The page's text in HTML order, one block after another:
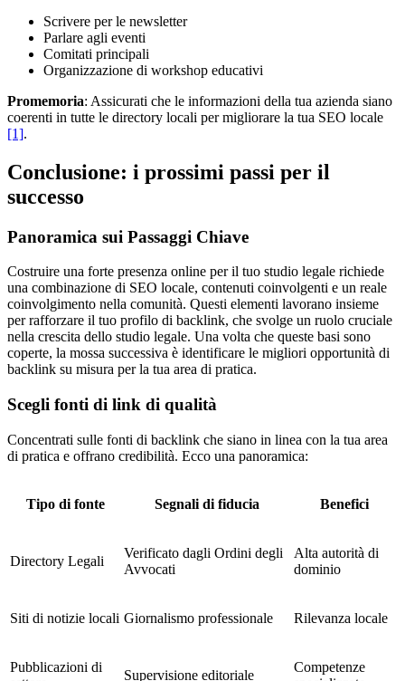
Scrivere per le newsletter
Parlare agli eventi
Comitati principali
Organizzazione di workshop educativi
Promemoria: Assicurati che le informazioni della tua azienda siano
coerenti in tutte le directory locali per migliorare la tua SEO locale
[1].
Conclusione: i prossimi passi per il
successo
Panoramica sui Passaggi Chiave
Costruire una forte presenza online per il tuo studio legale richiede
una combinazione di SEO locale, contenuti coinvolgenti e un reale
coinvolgimento nella comunità. Questi elementi lavorano insieme
per rafforzare il tuo profilo di backlink, che svolge un ruolo cruciale
nella crescita dello studio legale. Una volta che queste basi sono
coperte, la mossa successiva è identificare le migliori opportunità di
backlink su misura per la tua area di pratica.
Scegli fonti di link di qualità
Concentrati sulle fonti di backlink che siano in linea con la tua area
di pratica e offrano credibilità. Ecco una panoramica:
Tipo di fonte Segnali di fiducia Benefici
Directory Legali
Verificato dagli Ordini degli
Avvocati
Alta autorità di
dominio
Siti di notizie locali Giornalismo professionale Rilevanza locale
Pubblicazioni di
Supervisione editoriale
Competenze